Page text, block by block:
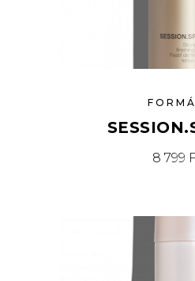
8 799